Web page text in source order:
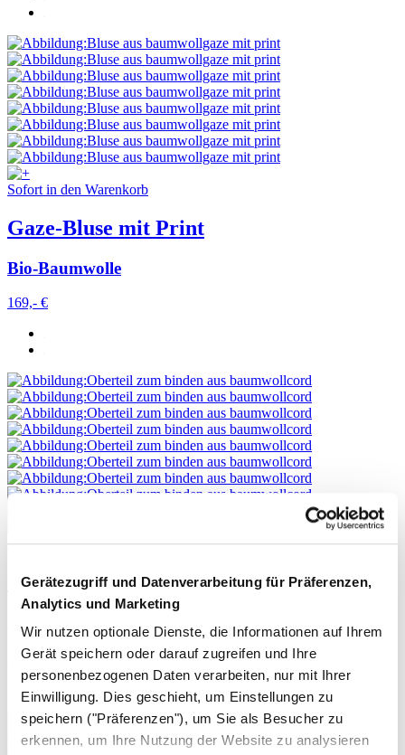
Gerätezugriff und Datenverarbeitung für Präferenzen,
Analytics und Marketing
Wir nutzen optionale Dienste, die Informationen auf Ihrem
Gerät speichern oder darauf zugreifen und Ihre
personenbezogenen Daten verarbeiten, nur mit Ihrer
Einwilligung. Dies geschieht, um Einstellungen zu
speichern ("Präferenzen"), um Sie als Besucher zu
erkennen, um Ihre Nutzung der Website zu analysieren
Sofort in den Warenkorb
Gaze-Bluse mit Print
Bio-Baumwolle
169,- €
Sofort in den Warenkorb
Oberteil zum Binden
Baumwollcord
179,- €